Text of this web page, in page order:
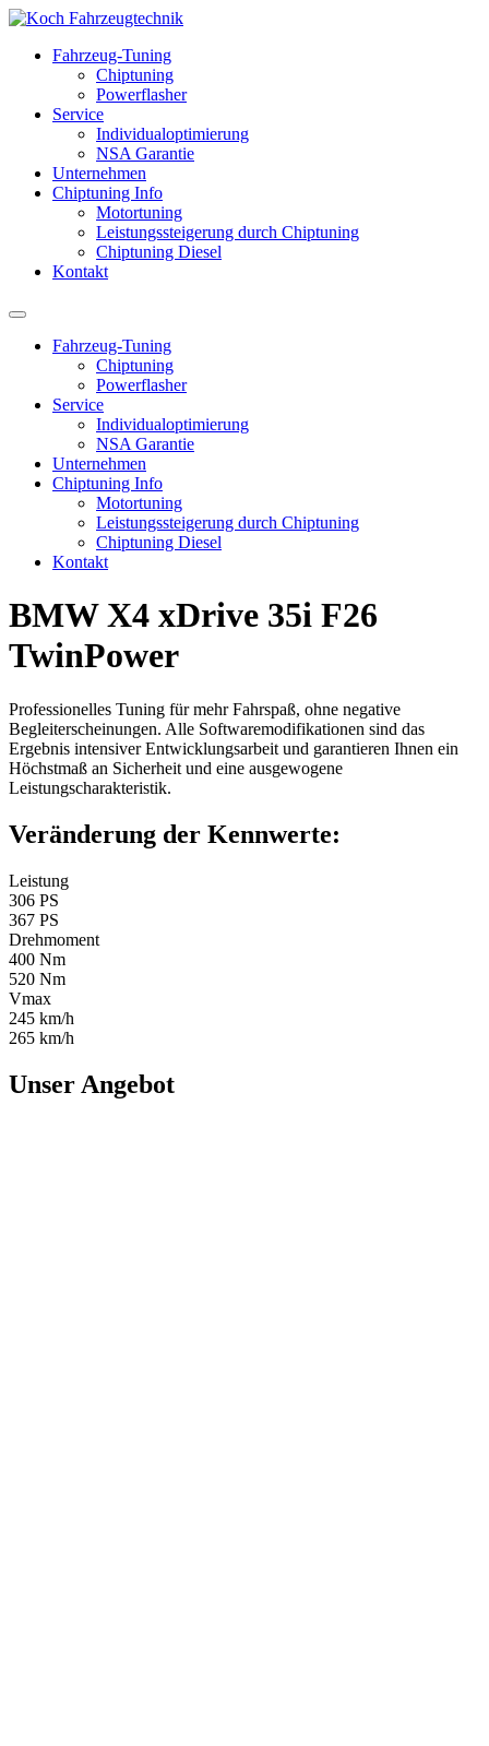
Fahrzeug-Tuning
Chiptuning
Powerflasher
Service
Individualoptimierung
NSA Garantie
Unternehmen
Chiptuning Info
Motortuning
Leistungssteigerung durch Chiptuning
Chiptuning Diesel
Kontakt
Fahrzeug-Tuning
Chiptuning
Powerflasher
Service
Individualoptimierung
NSA Garantie
Unternehmen
Chiptuning Info
Motortuning
Leistungssteigerung durch Chiptuning
Chiptuning Diesel
Kontakt
BMW X4 xDrive 35i F26
TwinPower
Professionelles Tuning für mehr Fahrspaß, ohne negative
Begleiterscheinungen. Alle Softwaremodifikationen sind das
Ergebnis intensiver Entwicklungsarbeit und garantieren Ihnen ein
Höchstmaß an Sicherheit und eine ausgewogene
Leistungscharakteristik.
Veränderung der Kennwerte:
Leistung
306 PS
367 PS
Drehmoment
400 Nm
520 Nm
Vmax
245 km/h
265 km/h
Unser Angebot